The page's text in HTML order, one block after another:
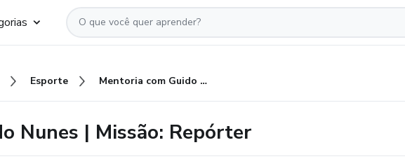
Esporte Mentoria com Guido Nunes | Missão: Repórter
Nunes | Missão: Repórter